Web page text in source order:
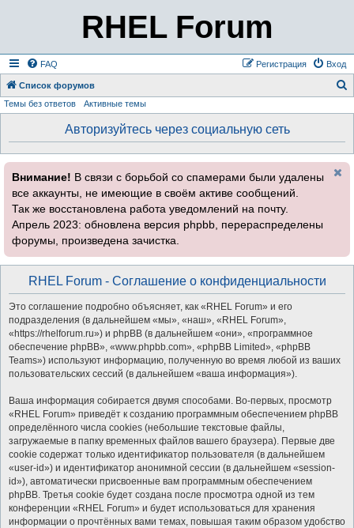
RHEL Forum
FAQ Вход
Регистрация
Список форумов
Темы без ответов Активные темы
Авторизуйтесь через социальную сеть
Внимание! В связи с борьбой со спамерами были удалены
все аккаунты, не имеющие в своём активе сообщений.
Так же восстановлена работа уведомлений на почту.
Апрель 2023: обновлена версия phpbb, перераспределены
форумы, произведена зачистка.
RHEL Forum - Соглашение о конфиденциальности
Это соглашение подробно объясняет, как «RHEL Forum» и его
подразделения (в дальнейшем «мы», «наш», «RHEL Forum»,
«https://rhelforum.ru») и phpBB (в дальнейшем «они», «программное
обеспечение phpBB», «www.phpbb.com», «phpBB Limited», «phpBB
Teams») используют информацию, полученную во время любой из ваших
пользовательских сессий (в дальнейшем «ваша информация»).
Ваша информация собирается двумя способами. Во-первых, просмотр
«RHEL Forum» приведёт к созданию программным обеспечением phpBB
определённого числа cookies (небольшие текстовые файлы,
загружаемые в папку временных файлов вашего браузера). Первые две
cookie содержат только идентификатор пользователя (в дальнейшем
«user-id») и идентификатор анонимной сессии (в дальнейшем «session-
id»), автоматически присвоенные вам программным обеспечением
phpBB. Третья cookie будет создана после просмотра одной из тем
конференции «RHEL Forum» и будет использоваться для хранения
информации о прочтённых вами темах, повышая таким образом удобство